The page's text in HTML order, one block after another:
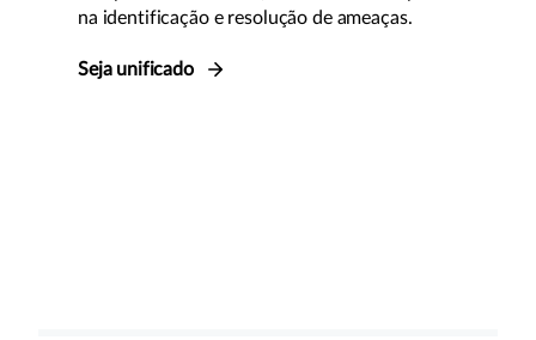
na identificação e resolução de ameaças.
Seja unificado